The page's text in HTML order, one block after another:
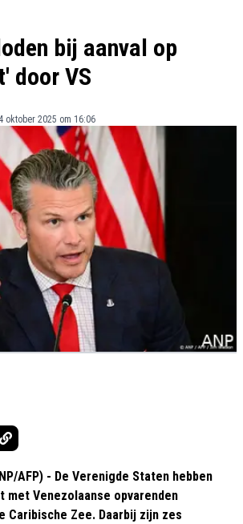
bij aanval op
door VS
oktober 2025 om 16:06
AFP) - De Verenigde Staten hebben
met Venezolaanse opvarenden
Caribische Zee. Daarbij zijn zes